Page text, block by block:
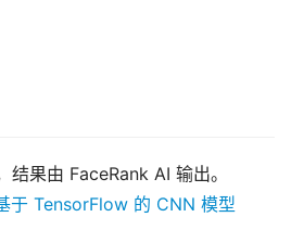
结果由 FaceRank AI 输出。